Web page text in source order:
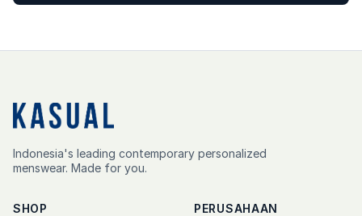
Indonesia's leading contemporary personalized
menswear. Made for you.
SHOP
PERUSAHAAN